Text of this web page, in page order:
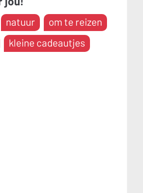
natuur
om te reizen
kleine cadeautjes